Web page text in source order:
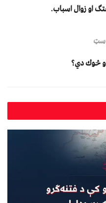
او زوال اسباب.
څوك دي؟